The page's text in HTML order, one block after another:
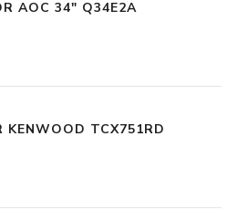
AOC 34" Q34E2A
KENWOOD TCX751RD